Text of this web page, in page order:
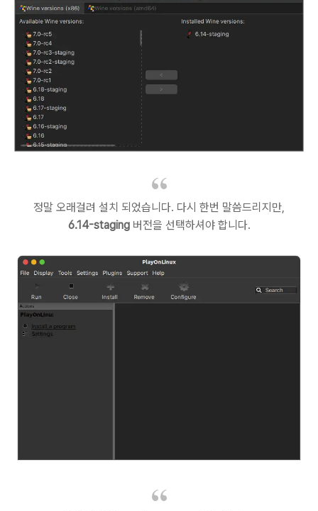
정말 오래걸려 설치 되었습니다. 다시 한번 말씀드리지만,
6.14-staging버전을 선택하셔야 합니다.